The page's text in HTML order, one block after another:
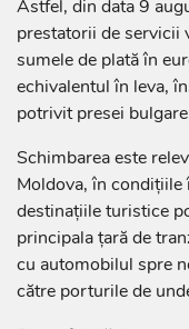
Astfel, din data 9
prestatorii de servicii
sumele de plată în
echivalentul în leva,
potrivit presei
Schimbarea este
Moldova, în condițiile
destinațiile turistice
principala țară de
cu automobilul spre
către porturile de